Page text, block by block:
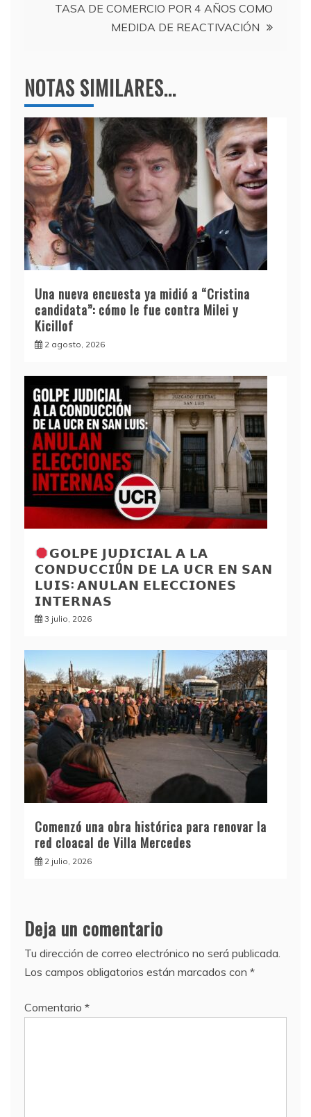
TASA DE COMERCIO POR 4 AÑOS COMO
MEDIDA DE REACTIVACIÓN
NOTAS SIMILARES...
Una nueva encuesta ya midió a “Cristina
candidata”: cómo le fue contra Milei y
Kicillof
2 agosto, 2026
𝗚𝗢𝗟𝗣𝗘 𝗝𝗨𝗗𝗜𝗖𝗜𝗔𝗟 𝗔 𝗟𝗔
𝗖𝗢𝗡𝗗𝗨𝗖𝗖𝗜Ó𝗡 𝗗𝗘 𝗟𝗔 𝗨𝗖𝗥 𝗘𝗡 𝗦𝗔𝗡
𝗟𝗨𝗜𝗦: 𝗔𝗡𝗨𝗟𝗔𝗡 𝗘𝗟𝗘𝗖𝗖𝗜𝗢𝗡𝗘𝗦
𝗜𝗡𝗧𝗘𝗥𝗡𝗔𝗦
3 julio, 2026
Comenzó una obra histórica para renovar la
red cloacal de Villa Mercedes
2 julio, 2026
Deja un comentario
Tu dirección de correo electrónico no será publicada.
Los campos obligatorios están marcados con *
Comentario *